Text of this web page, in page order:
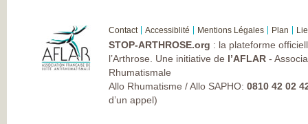
Contact Accessiblité Mentions Légales Plan
STOP-ARTHROSE.org : la plateforme
l’Arthrose. Une initiative de l’AFLAR -
Rhumatismale
Allo Rhumatisme / Allo SAPHO: 0810 42 02
d’un appel)